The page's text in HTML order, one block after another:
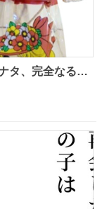
タ、完全なる同
ロ